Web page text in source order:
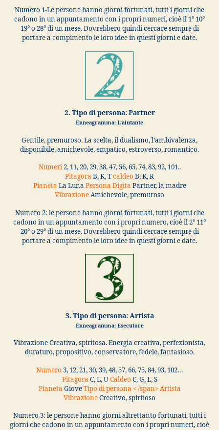
Numero 1-Le persone hanno giorni fortunati, tutti i giorni che
cadono in un appuntamento con i propri numeri, cioè il 1° 10°
19° o 28° di un mese. Dovrebbero quindi cercare sempre di
portare a compimento le loro idee in questi giorni e date.
2. Tipo di persona: Partner
Enneagramma: L’aiutante
Gentile, premuroso. La scelta, il dualismo, l’ambivalenza,
disponibile, amichevole, empatico, estroverso, romantico.
Numeri2, 11, 20, 29, 38, 47, 56, 65, 74, 83, 92, 101..
Pitagora B, K, Tcaldeo B, K, R
Pianeta La Luna Persona Digita Partner, la madre
VibrazioneAmichevole, premuroso
Numero 2: le persone hanno giorni fortunati, tutti i giorni che
cadono in un appuntamento con i propri numero, cioè il 2° 11°
20° o 29° di un mese. Dovrebbero quindi cercare sempre di
portare a compimento le loro idee in questi giorni e date.
3. Tipo di persona: Artista
Enneagramma: Esecutore
Vibrazione Creativa, spiritosa. Energia creativa, perfezionista,
duraturo, propositivo, conservatore, fedele, fantasioso.
Numero 3, 12, 21, 30, 39, 48, 57, 66, 75, 84, 93, 102…
Pitagora C, L, UCaldeo C, G, L, S
Pianeta GioveTipo di persona < /span> Artista
VibrazioneCreativo, spiritoso
Numero 3: le persone hanno giorni altrettanto fortunati, tutti i
giorni che cadono in un appuntamento con i propri numeri, cioè